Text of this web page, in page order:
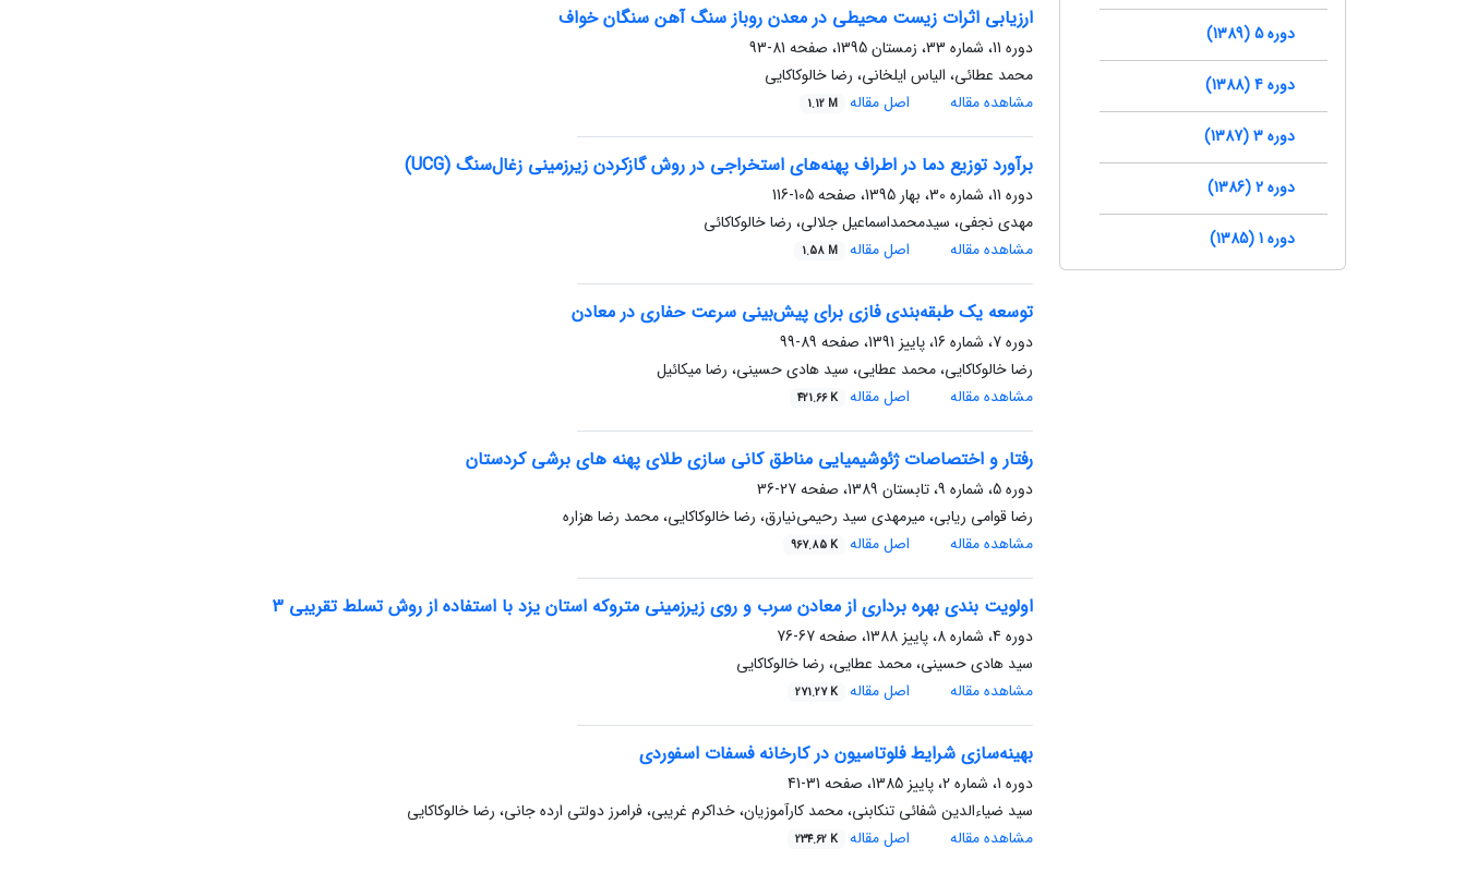
ارزیابی اثرات زیست محیطی در معدن روباز سنگ آهن سنگان خواف
دوره 11، شماره 33، زمستان 1395، صفحه
81-93
محمد عطائی، الیاس ایلخانی، رضا خالوکاکایی
مشاهده مقاله
اصل مقاله 1.12 M
برآورد توزیع دما در اطراف پهنه‌های استخراجی در روش گازکردن زیرزمینی زغال‌‌سنگ (UCG)
دوره 11، شماره 30، بهار 1395، صفحه
105-116
مهدی نجفی، سیدمحمداسماعیل جلالی، رضا خالوکاکائی
مشاهده مقاله
اصل مقاله 1.58 M
توسعه یک طبقه‌بندی فازی برای پیش‌بینی سرعت حفاری در معادن
دوره 7، شماره 16، پاییز 1391، صفحه
89-99
رضا خالوکاکایی، محمد عطایی، سید هادی حسینی، رضا میکائیل
مشاهده مقاله
اصل مقاله 421.66 K
رفتار و اختصاصات ژئوشیمیایی مناطق کانی سازی طلای پهنه های برشی کردستان
دوره 5، شماره 9، تابستان 1389، صفحه
27-36
رضا قوامی ریابی، میرمهدی سید رحیمی‌نیارق، رضا خالوکاکایی، محمد رضا هزاره
مشاهده مقاله
اصل مقاله 967.85 K
اولویت بندی بهره برداری از معادن سرب و روی زیرزمینی متروکه استان یزد با استفاده از روش تسلط تقریبی 3
دوره 4، شماره 8، پاییز 1388، صفحه
67-76
سید هادی حسینی، محمد عطایی، رضا خالوکاکایی
مشاهده مقاله
اصل مقاله 271.27 K
بهینه‌سازی شرایط فلوتاسیون در کارخانه فسفات اسفوردی
دوره 1، شماره 2، پاییز 1385، صفحه
31-41
سید ضیاءالدین شفائی تنکابنی، محمد کارآموزیان، خداکرم غریبی، فرامرز دولتی ارده جانی، رضا خالوکاکایی
مشاهده مقاله
اصل مقاله 234.62 K
دوره 5 (1389)
دوره 4 (1388)
دوره 3 (1387)
دوره 2 (1386)
دوره 1 (1385)